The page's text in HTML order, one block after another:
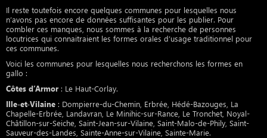
Il reste toutefois encore quelques communes pour lesquelles nous
n’avons pas encore de données suffisantes pour les publier. Pour
combler ces manques, nous sommes à la recherche de personnes
locutrices qui connaitraient les formes orales d’usage traditionnel pour
ces communes.
Voici les communes pour lesquelles nous recherchons les formes en
gallo :
Côtes d’Armor : Le Haut-Corlay.
Ille-et-Vilaine : Dompierre-du-Chemin, Erbrée, Hédé-Bazouges, La
Chapelle-Erbrée, Landavran, Le Minihic-sur-Rance, Le Tronchet, Noyal-
Châtillon-sur-Seiche, Saint-Jean-sur-Vilaine, Saint-Malo-de-Phily, Saint-
Sauveur-des-Landes, Sainte-Anne-sur-Vilaine, Sainte-Marie.